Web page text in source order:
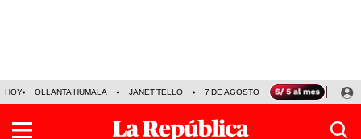
HOY OLLANTA HUMALA JANET TELLO 7 DE AGOSTO TINKA RESULTADOS